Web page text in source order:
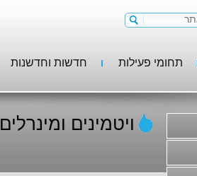
תחומי פעילות
תוספי תזונה
מזון לבעלי חיים
חדשות וחדשנות
ויטמינים ומינרלים